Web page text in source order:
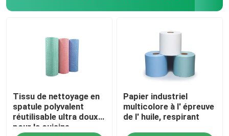
Tissu de nettoyage en
spatule polyvalent
réutilisable ultra doux
pour la cuisine
Papier industriel
multicolore à l' épreuve
de l' huile, respirant